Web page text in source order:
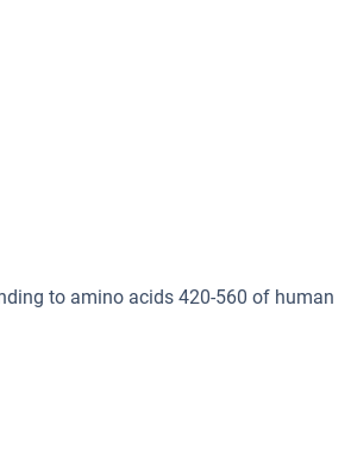
to amino acids 420-560 of human